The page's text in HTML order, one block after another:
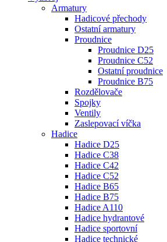
Armatury
Hadicové přechody
Ostatní armatury
Proudnice
Proudnice D25
Proudnice C52
Ostatní proudnice
Proudnice B75
Rozdělovače
Spojky
Ventily
Zaslepovací víčka
Hadice
Hadice D25
Hadice C38
Hadice C42
Hadice C52
Hadice B65
Hadice B75
Hadice A110
Hadice hydrantové
Hadice sportovní
Hadice technické